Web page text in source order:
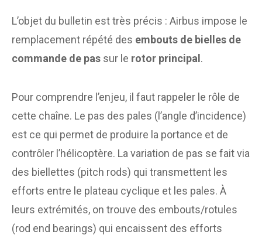
L’objet du bulletin est très précis : Airbus impose le
remplacement répété des embouts de bielles de
commande de pas sur le rotor principal .
Pour comprendre l’enjeu, il faut rappeler le rôle de
cette chaîne. Le pas des pales (l’angle d’incidence)
est ce qui permet de produire la portance et de
contrôler l’hélicoptère. La variation de pas se fait via
des biellettes (pitch rods) qui transmettent les
efforts entre le plateau cyclique et les pales. À
leurs extrémités, on trouve des embouts/rotules
(rod end bearings) qui encaissent des efforts